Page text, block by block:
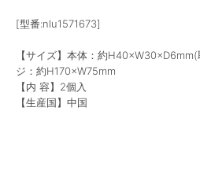
[型番:nlu1571673]
【サイズ】本体：約
ジ：約H170×W75mm
【内 容】2個入
【生産国】中国